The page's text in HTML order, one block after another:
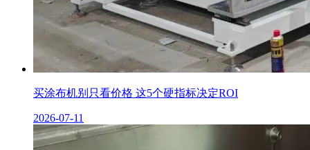
买涂布机别只看价格 这5个硬指标决定ROI
2026-07-11